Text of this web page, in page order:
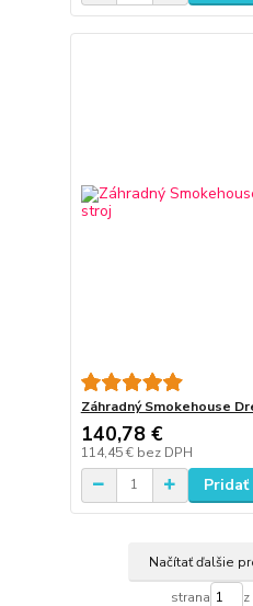
Záhradný Smokehouse
140,78 €
114,45 € bez DPH
Pridať
Načítať ďalšie
strana